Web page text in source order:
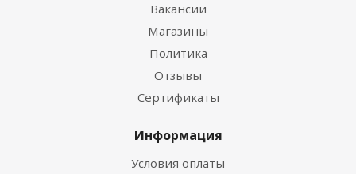
Вакансии
Магазины
Политика
Отзывы
Сертификаты
Информация
Условия оплаты